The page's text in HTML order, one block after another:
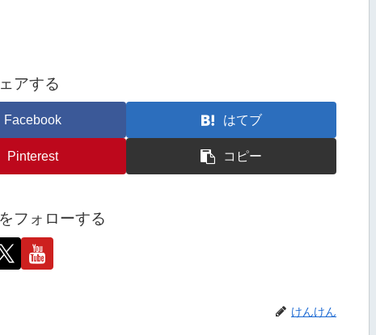
アする
Facebook はてブ
Pinterest コピー
フォローする
けんけん